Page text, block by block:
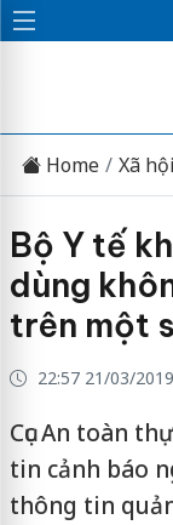
Home Xã hội
Bộ Y tế
dùng
trên một
22:57 21/03/2019
Cục An toàn
tin cảnh báo
thông tin